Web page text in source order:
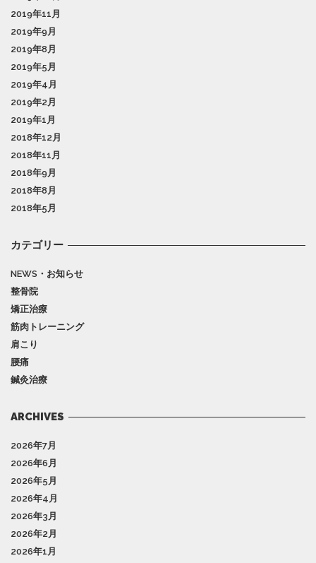
2019年11月
2019年9月
2019年8月
2019年5月
2019年4月
2019年2月
2019年1月
2018年12月
2018年11月
2018年9月
2018年8月
2018年5月
カテゴリー
NEWS・お知らせ
整骨院
矯正治療
筋肉トレーニング
肩こり
腰痛
鍼灸治療
ARCHIVES
2026年7月
2026年6月
2026年5月
2026年4月
2026年3月
2026年2月
2026年1月